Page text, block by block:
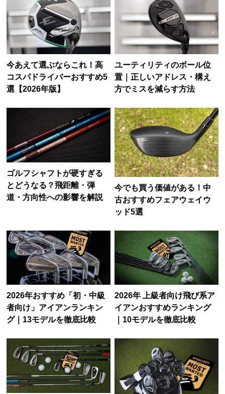
今あえて選ぶならこれ！高
コスパドライバーおすすめ5
選【2026年版】
ユーティリティのボール位
置｜正しいアドレス・構え
方でミスを減らす方法
ゴルフシャフトが硬すぎる
とどうなる？飛距離・弾
道・方向性への影響を解説
今でも買う価値がある！中
古おすすめフェアウェイウ
ッド5選
2026年おすすめ「初・中級
者向け」アイアンランキン
グ｜13モデルを徹底比較
2026年 上級者向け飛び系ア
イアンおすすめランキング
｜10モデルを徹底比較